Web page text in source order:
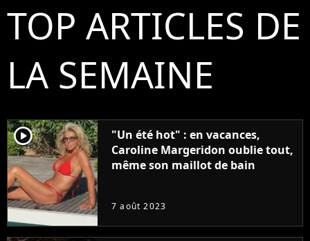
TOP ARTICLES DE
LA SEMAINE
player2
"Un été hot" : en vacances,
Caroline Margeridon oublie tout,
même son maillot de bain
7 août 2023